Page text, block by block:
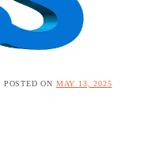
POSTED ON MAY 13, 2025